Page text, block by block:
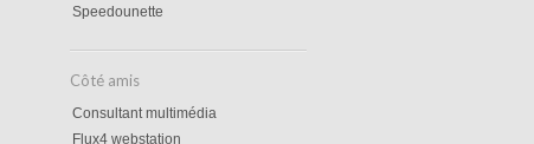
Speedounette
Côté amis
Consultant multimédia
Flux4 webstation